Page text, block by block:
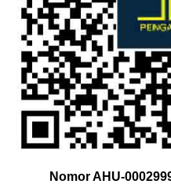
Nomor AHU-